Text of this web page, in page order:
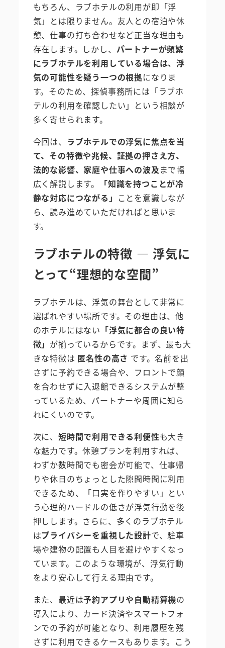
もちろん、ラブホテルの利用が即「浮
気」とは限りません。友人との宿泊や休
憩、仕事の打ち合わせなど正当な理由も
存在します。しかし、 パートナーが頻繁
にラブホテルを利用している場合は、浮
気の可能性を疑う一つの根拠になりま
す。そのため、探偵事務所には「ラブホ
テルの利用を確認したい」という相談が
多く寄せられます。
今回は、 ラブホテルでの浮気に焦点を当
て、その特徴や兆候、証拠の押さえ方、
法的な影響、家庭や仕事への波及 まで幅
広く解説します。
「知識を持つことが冷
静な対応につながる」 ことを意識しなが
ら、読み進めていただければと思いま
す。
ラブホテルの特徴 ― 浮気に
とって“理想的な空間”
ラブホテルは、浮気の舞台として非常に
選ばれやすい場所です。その理由は、他
のホテルにはない 「浮気に都合の良い特
徴」 が揃っているからです。まず、最も大
きな特徴は 匿名性の高さ です。名前を出
さずに予約できる場合や、フロントで顔
を合わせずに入退館できるシステムが整
っているため、パートナーや周囲に知ら
れにくいのです。
次に、 短時間で利用できる利便性も大き
な魅力です。休憩プランを利用すれば、
わずか数時間でも密会が可能で、仕事帰
りや休日のちょっとした隙間時間に利用
できるため、「口実を作りやすい」とい
う心理的ハードルの低さが浮気行動を後
押しします。さらに、多くのラブホテル
はプライバシーを重視した設計で、駐車
場や建物の配置も人目を避けやすくなっ
ています。このような環境が、浮気行動
をより安心して行える理由です。
また、最近は予約アプリや自動精算機の
導入により、カード決済やスマートフォ
ンでの予約が可能となり、利用履歴を残
さずに利用できるケースもあります。こう